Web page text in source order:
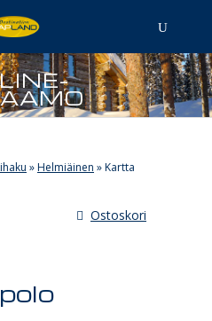
»Helmiäinen »Kartta
Ostoskori